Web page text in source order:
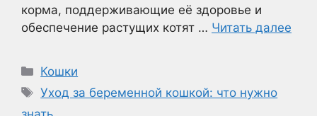
корма, поддерживающие её здоровье и
обеспечение растущих котят … Читать далее
Рубрики
Кошки
Метки
Уход за беременной кошкой: что нужно